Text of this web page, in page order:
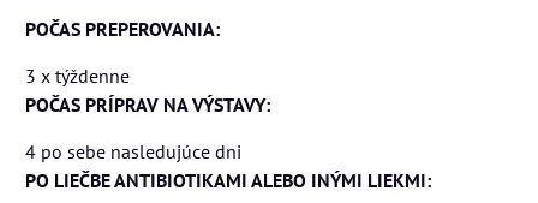
POČAS PREPEROVANIA:
3 x týždenne
POČAS PRÍPRAV NA VÝSTAVY:
4 po sebe nasledujúce dni
PO LIEČBE ANTIBIOTIKAMI ALEBO INÝMI LIEKMI: